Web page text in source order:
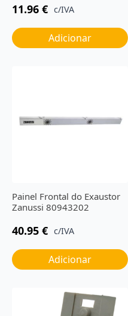
11.96 € c/IVA
Adicionar
Painel Frontal do Exaustor
Zanussi 80943202
40.95 € c/IVA
Adicionar